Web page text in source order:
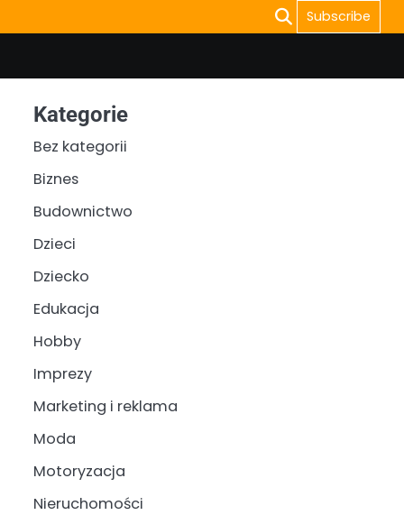
Subscribe
Kategorie
Bez kategorii
Biznes
Budownictwo
Dzieci
Dziecko
Edukacja
Hobby
Imprezy
Marketing i reklama
Moda
Motoryzacja
Nieruchomości